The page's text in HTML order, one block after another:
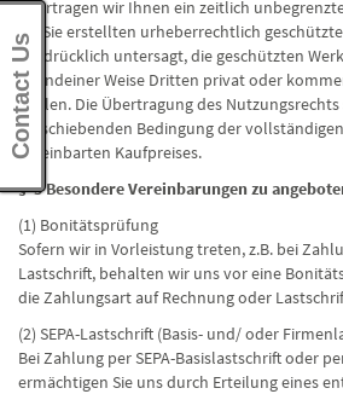
übertragen wir Ihnen ein zeitlich
für Sie erstellten urheberrechtlich
ausdrücklich untersagt, die geschützten
irgendeiner Weise Dritten privat oder
stellen. Die Übertragung des
aufschiebenden Bedingung der
vereinbarten Kaufpreises.
§ 5 Besondere Vereinbarungen zu
(1) Bonitätsprüfung
Sofern wir in Vorleistung treten, z.B. bei
Lastschrift, behalten wir uns vor eine
die Zahlungsart auf Rechnung oder
(2) SEPA-Lastschrift (Basis- und/ oder
Bei Zahlung per SEPA-Basislastschrift oder
ermächtigen Sie uns durch Erteilung eines
Contact Us